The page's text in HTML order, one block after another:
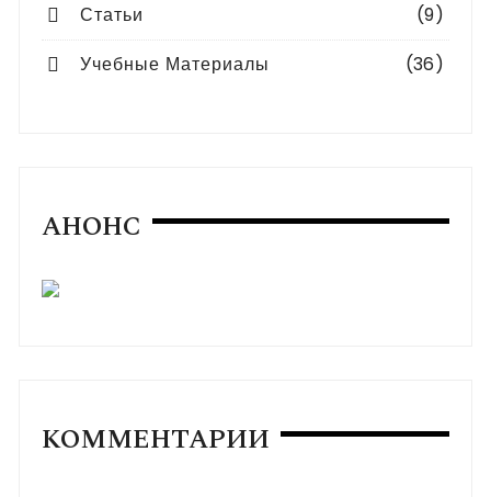
Статьи
(9)
Учебные Материалы
(36)
АНОНС
КОММЕНТАРИИ